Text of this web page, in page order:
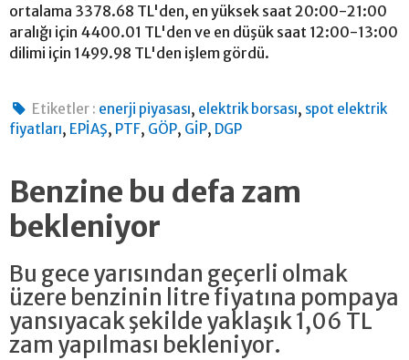
ortalama 3378.68 TL'den, en yüksek saat 20:00-21:00
aralığı için 4400.01 TL'den ve en düşük saat 12:00-13:00
dilimi için 1499.98 TL'den işlem gördü.
Etiketler : enerji piyasası, elektrik borsası, spot elektrik
fiyatları, EPİAŞ, PTF, GÖP, GİP, DGP
Benzine bu defa zam
bekleniyor
Bu gece yarısından geçerli olmak
üzere benzinin litre fiyatına pompaya
yansıyacak şekilde yaklaşık 1,06 TL
zam yapılması bekleniyor.